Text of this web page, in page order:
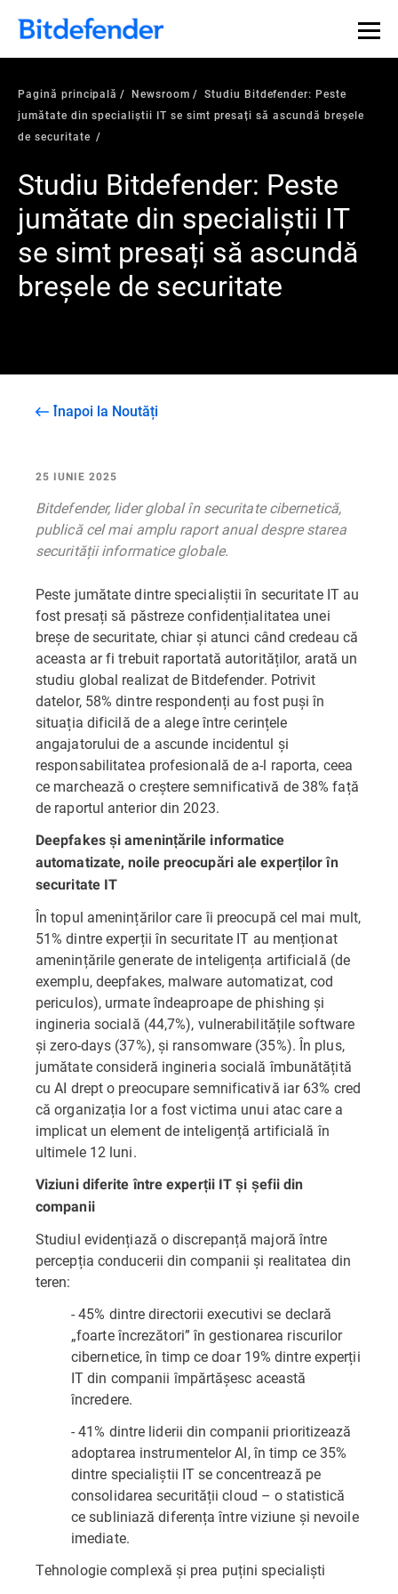
Pagină principală Newsroom
Studiu Bitdefender: Peste
jumătate din specialiștii IT se simt presați să ascundă breșele
de securitate
Studiu Bitdefender: Peste
jumătate din specialiștii IT
se simt presați să ascundă
breșele de securitate
Înapoi la Noutăți
25 IUNIE 2025
Bitdefender, lider global în securitate cibernetică,
publică cel mai amplu raport anual despre starea
securității informatice globale.
Peste jumătate dintre specialiștii în securitate IT au
fost presați să păstreze confidențialitatea unei
breșe de securitate, chiar și atunci când credeau că
aceasta ar fi trebuit raportată autorităților, arată un
studiu global realizat de Bitdefender. Potrivit
datelor, 58% dintre respondenți au fost puși în
situația dificilă de a alege între cerințele
angajatorului de a ascunde incidentul și
responsabilitatea profesională de a-l raporta, ceea
ce marchează o creștere semnificativă de 38% față
de raportul anterior din 2023.
Deepfakes și amenințările informatice
automatizate, noile preocupări ale experților în
securitate IT
În topul amenințărilor care îi preocupă cel mai mult,
51% dintre experții în securitate IT au menționat
amenințările generate de inteligența artificială (de
exemplu, deepfakes, malware automatizat, cod
periculos), urmate îndeaproape de phishing și
ingineria socială (44,7%), vulnerabilitățile software
și zero-days (37%), și ransomware (35%). În plus,
jumătate consideră ingineria socială îmbunătățită
cu AI drept o preocupare semnificativă iar 63% cred
că organizația lor a fost victima unui atac care a
implicat un element de inteligență artificială în
ultimele 12 luni.
Viziuni diferite între experții IT și șefii din
companii
Studiul evidențiază o discrepanță majoră între
percepția conducerii din companii și realitatea din
teren:
- 45% dintre directorii executivi se declară
„foarte încrezători” în gestionarea riscurilor
cibernetice, în timp ce doar 19% dintre experții
IT din companii împărtășesc această
încredere.
- 41% dintre liderii din companii prioritizează
adoptarea instrumentelor AI, în timp ce 35%
dintre specialiștii IT se concentrează pe
consolidarea securității cloud – o statistică
ce subliniază diferența între viziune și nevoile
imediate.
Tehnologie complexă și prea puțini specialiști